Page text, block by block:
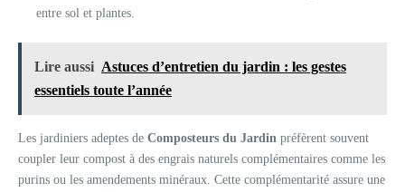
entre sol et plantes.
Lire aussi Astuces d’entretien du jardin : les gestes
essentiels toute l’année
Les jardiniers adeptes de Composteurs du Jardin préfèrent souvent
coupler leur compost à des engrais naturels complémentaires comme les
purins ou les amendements minéraux. Cette complémentarité assure une